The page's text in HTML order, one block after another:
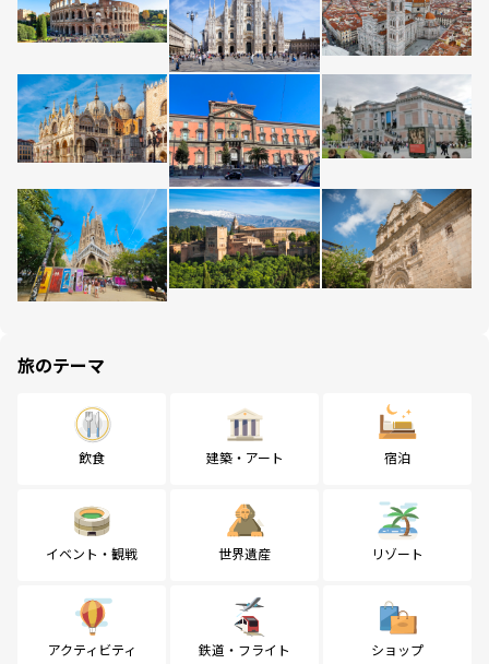
旅のテーマ
飲食 建築・アート 宿泊
イベント・観戦 世界遺産 リゾート
アクティビティ 鉄道・フライト ショップ